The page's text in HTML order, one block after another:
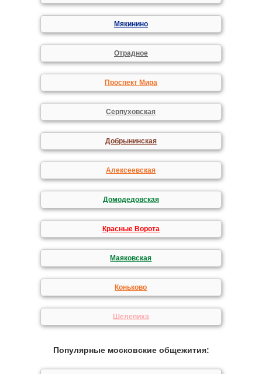
Мякинино
Отрадное
Проспект Мира
Серпуховская
Добрынинская
Алексеевская
Домодедовская
Красные Ворота
Маяковская
Коньково
Шелепиха
Популярные московские общежития: